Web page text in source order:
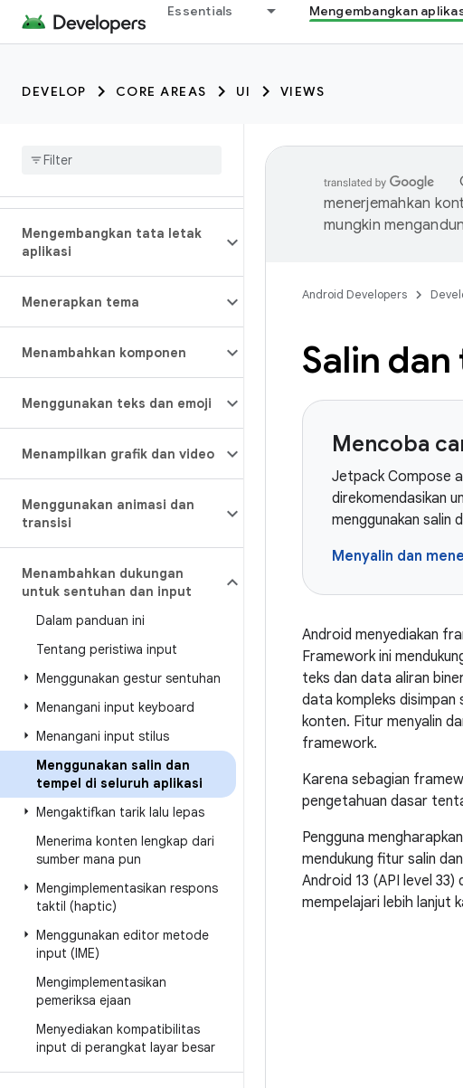
Essentials Mengembangkan
DEVELOP CORE AREAS UI VIEWS
Mengembangkan tata letak
aplikasi
Menerapkan tema
Menambahkan komponen
Menggunakan teks dan emoji
Menampilkan grafik dan video
Menggunakan animasi dan
transisi
Menambahkan dukungan
untuk sentuhan dan input
Dalam panduan ini
Tentang peristiwa input
Menggunakan gestur sentuhan
Menangani input keyboard
Menangani input stilus
Menggunakan salin dan
tempel di seluruh aplikasi
Mengaktifkan tarik lalu lepas
Menerima konten lengkap dari
sumber mana pun
Mengimplementasikan respons
taktil (haptic)
Menggunakan editor metode
input (IME)
Mengimplementasikan
pemeriksa ejaan
Menyediakan kompatibilitas
input di perangkat layar besar
menerjemahkan
mungkin
Android Developers
Salin
Mencoba
Jetpack Compose
direkomendasikan
menggunakan salin
Menyalin dan
Android menyediakan
Framework ini
teks dan data aliran
data kompleks disimpan
konten. Fitur menyalin
framework.
Karena sebagian
pengetahuan dasar
Pengguna
mendukung fitur salin
Android 13 (API level
mempelajari lebih lanjut